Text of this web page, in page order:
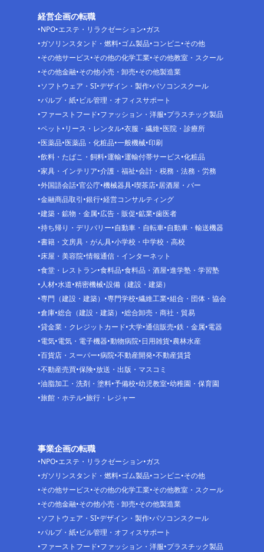
経営企画の転職
NPO エステ・リラクゼーション ガス
ガソリンスタンド・燃料 ゴム製品 コンビニ その他
その他サービス その他の化学工業 その他教室・スクール
その他金融 その他小売・卸売 その他製造業
ソフトウェア・SI デザイン・製作 パソコンスクール
パルプ・紙 ビル管理・オフィスサポート
ファーストフード ファッション・洋服 プラスチック製品
ペット リース・レンタル 衣服・繊維 医院・診療所
医薬品 医薬品・化粧品 一般機械 印刷
飲料・たばこ・飼料 運輸 運輸付帯サービス 化粧品
家具・インテリア 介護・福祉 会計・税務・法務・労務
外国語会話 官公庁 機械器具 喫茶店 居酒屋・バー
金融商品取引 銀行 経営コンサルティング
建築・鉱物・金属 広告・販促 鉱業 歯医者
持ち帰り・デリバリー 自動車・自転車 自動車・輸送機器
書籍・文房具・がん具 小学校・中学校・高校
床屋・美容院 情報通信・インターネット
食堂・レストラン 食料品 食料品・酒屋 進学塾・学習塾
人材 水道 精密機械 設備（建設・建築）
専門（建設・建築）
専門学校 繊維工業 組合・団体・協会
倉庫 総合（建設・建築）
総合卸売・商社・貿易
貸金業・クレジットカード 大学 通信販売 鉄・金属 電器
電気 電気・電子機器 動物病院 日用雑貨 農林水産
百貨店・スーパー 病院 不動産開発 不動産賃貸
不動産売買 保険 放送・出版・マスコミ
油脂加工・洗剤・塗料 予備校 幼児教室 幼稚園・保育園
旅館・ホテル 旅行・レジャー
事業企画の転職
NPO エステ・リラクゼーション ガス
ガソリンスタンド・燃料 ゴム製品 コンビニ その他
その他サービス その他の化学工業 その他教室・スクール
その他金融 その他小売・卸売 その他製造業
ソフトウェア・SI デザイン・製作 パソコンスクール
パルプ・紙 ビル管理・オフィスサポート
ファーストフード ファッション・洋服 プラスチック製品